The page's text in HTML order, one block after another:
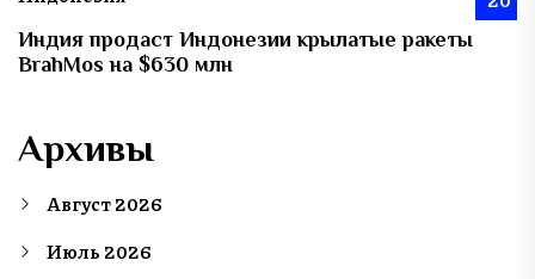
Индия продаст Индонезии крылатые ракеты
BrahMos на $630 млн
Архивы
Август 2026
Июль 2026